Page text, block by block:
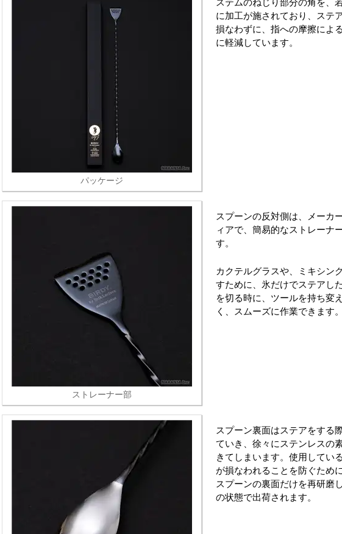
パッケージ
に加工が施されており、ステ
損なわずに、指への摩擦によ
に軽減しています。
ストレーナー部
スプーンの反対側は、メーカ
ィアで、簡易的なストレーナ
す。
カクテルグラスや、ミキシン
すために、氷だけでステアし
を切る時に、ツールを持ち変
く、スムーズに作業できます。
スプーン裏面はステアをする
ていき、徐々にステンレスの
きてしまいます。使用してい
が損なわれることを防ぐため
スプーンの裏面だけを再研磨
の状態で出荷されます。